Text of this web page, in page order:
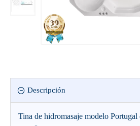
Descripción
Tina de hidromasaje modelo